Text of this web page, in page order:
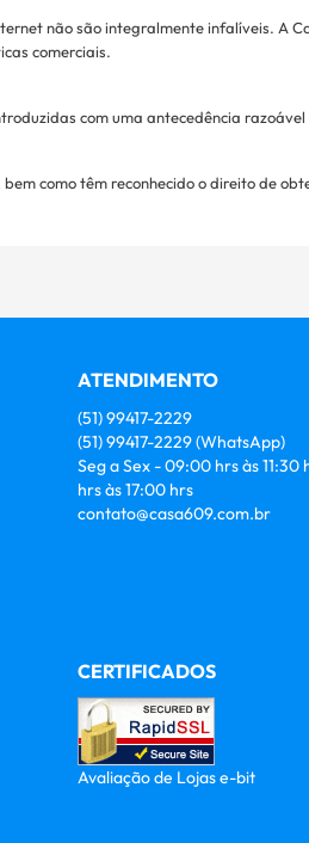
não são integralmente infalíveis. A
comerciais.
com uma antecedência
como têm reconhecido o direito de
ATENDIMENTO
(51)99417-2229
(51)99417-2229(WhatsApp)
Seg a Sex - 09:00 hrs às 11:30
hrs às 17:00 hrs
contato@casa609.com.br
CERTIFICADOS
Avaliação de Lojas e-bit